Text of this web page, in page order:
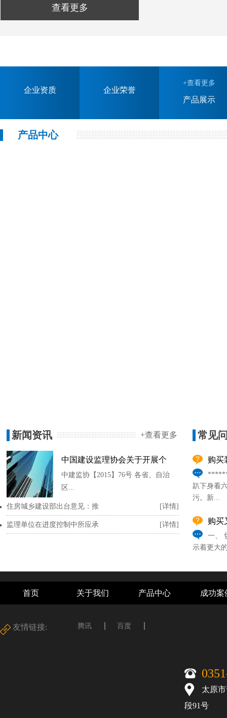
查看更多
企业资质 企业荣誉
+查看更多
产品展示
产品中心
新闻资讯 +查看更多
中国建设监理协会关于开展个
中建监协【2015】76号 各省、自治
区...
住房城乡建设部出台意见：推 [详情]
监理单位在进度控制中所应承 [详情]
常见
购买
******
趴下身看
污。新...
购买
一、
示着更大
首页 关于我们 产品中心 成功案
友情链接: 腾讯 百度
太原
段91号